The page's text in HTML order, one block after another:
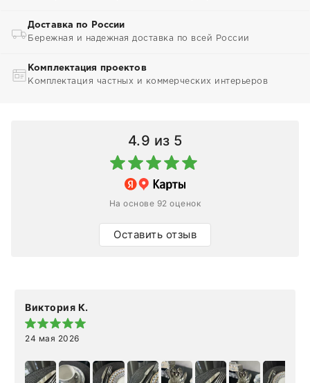
Доставка по России
Бережная и надежная доставка по всей России
Комплектация проектов
Комплектация частных и коммерческих интерьеров
4.9 из 5
На основе 92 оценок
Оставить отзыв
Виктория К.
24 мая 2026